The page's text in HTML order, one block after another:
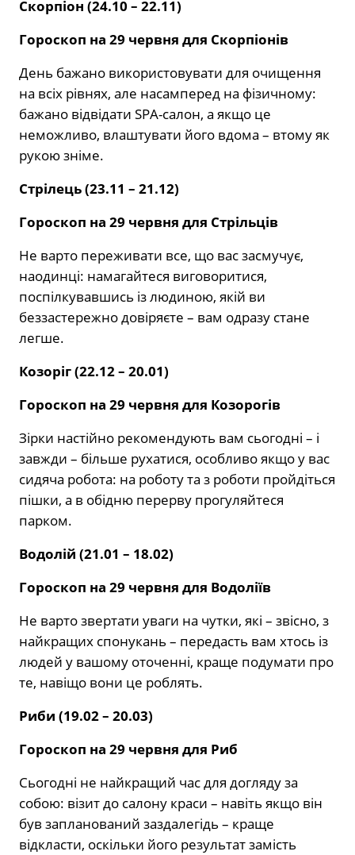
Скорпіон (24.10 – 22.11)
Гороскоп на 29 червня для Скорпіонів
День бажано використовувати для очищення
на всіх рівнях, але насамперед на фізичному:
бажано відвідати SPA-салон, а якщо це
неможливо, влаштувати його вдома – втому як
рукою зніме.
Стрілець (23.11 – 21.12)
Гороскоп на 29 червня для Стрільців
Не варто переживати все, що вас засмучує,
наодинці: намагайтеся виговоритися,
поспілкувавшись із людиною, якій ви
беззастережно довіряєте – вам одразу стане
легше.
Козоріг (22.12 – 20.01)
Гороскоп на 29 червня для Козорогів
Зірки настійно рекомендують вам сьогодні – і
завжди – більше рухатися, особливо якщо у вас
сидяча робота: на роботу та з роботи пройдіться
пішки, а в обідню перерву прогуляйтеся
парком.
Водолій (21.01 – 18.02)
Гороскоп на 29 червня для Водоліїв
Не варто звертати уваги на чутки, які – звісно, з
найкращих спонукань – передасть вам хтось із
людей у вашому оточенні, краще подумати про
те, навіщо вони це роблять.
Риби (19.02 – 20.03)
Гороскоп на 29 червня для Риб
Сьогодні не найкращий час для догляду за
собою: візит до салону краси – навіть якщо він
був запланований заздалегідь – краще
відкласти, оскільки його результат замість